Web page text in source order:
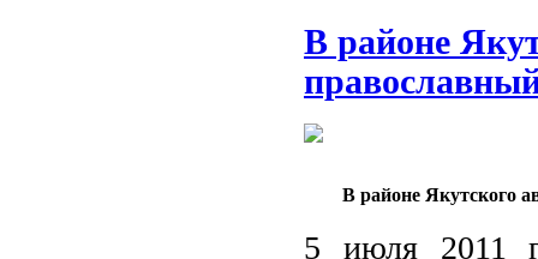
В районе
В районе Якутского
5 июля 2011